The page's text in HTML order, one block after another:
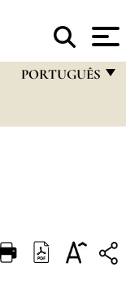
PORTUGUÊS
DEUTSCH